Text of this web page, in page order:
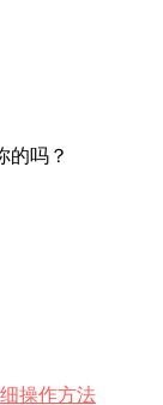
的吗？
操作方法